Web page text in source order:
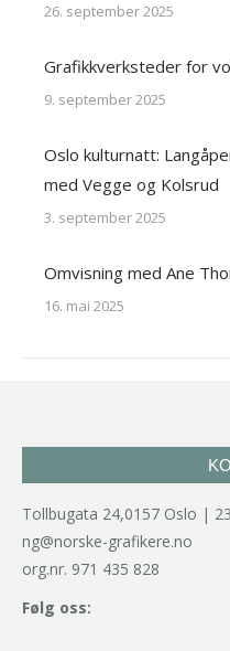
26. september 2025
Grafikkverksteder for
9. september 2025
Oslo kulturnatt:
med Vegge og Kolsrud
3. september 2025
Omvisning med Ane
16. mai 2025
Tollbugata 24,0157 Oslo |
ng@norske-grafikere.no
org.nr. 971 435 828
Følg oss: